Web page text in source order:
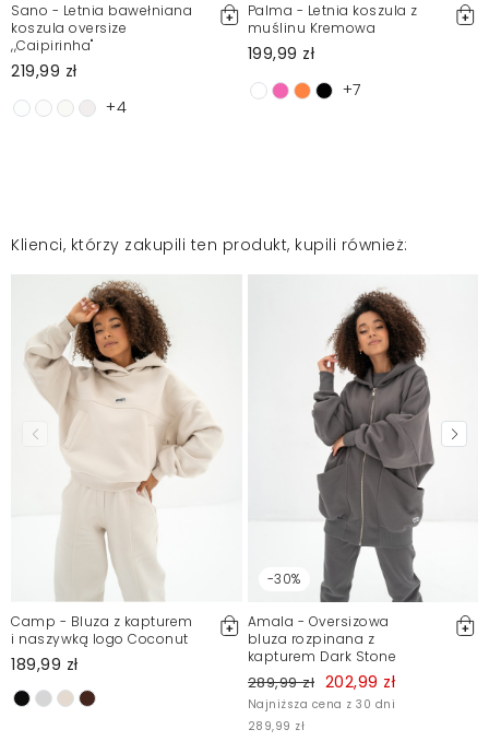
Sano - Letnia bawełniana
koszula oversize
,,Caipirinha"
219,99 zł
+4
Palma - Letnia koszula z
muślinu Kremowa
199,99 zł
+7
Klienci, którzy zakupili ten produkt, kupili również:
Camp - Bluza z kapturem
i naszywką logo Coconut
189,99 zł
-30%
Amala - Oversizowa
bluza rozpinana z
kapturem Dark Stone
289,99 zł 202,99 zł
Najniższa cena z 30 dni
289,99 zł